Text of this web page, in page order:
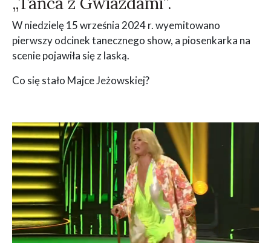
W niedzielę 15 września 2024 r. wyemitowano
pierwszy odcinek tanecznego show, a piosenkarka na
scenie pojawiła się z laską.
Co się stało Majce Jeżowskiej?